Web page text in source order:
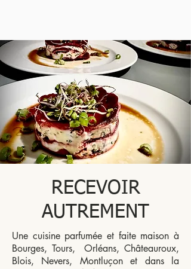
RECEVOIR
AUTREMENT
Une cuisine parfumée et faite maison à
Bourges, Tours, Orléans, Châteauroux,
Blois, Nevers, Montluçon et dans la